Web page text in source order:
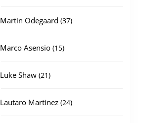
Martin Odegaard 3737
Marco Asensio 1515
Luke Shaw 2121
Lautaro Martinez 2424